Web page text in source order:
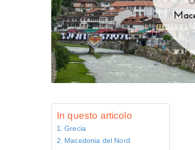
In questo articolo
Grecia
Macedonia del Nord